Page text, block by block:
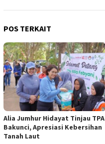
POS TERKAIT
Alia Jumhur Hidayat Tinjau TPA
Bakunci, Apresiasi Kebersihan
Tanah Laut